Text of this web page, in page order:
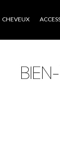
CHEVEUX